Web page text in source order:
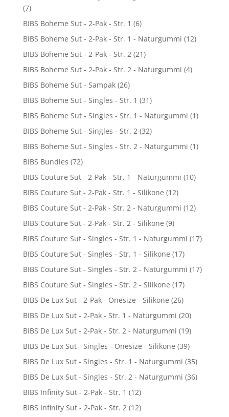
(7)
BIBS Boheme Sut - 2-Pak - Str. 1 (6)
BIBS Boheme Sut - 2-Pak - Str. 1 - Naturgummi (12)
BIBS Boheme Sut - 2-Pak - Str. 2 (21)
BIBS Boheme Sut - 2-Pak - Str. 2 - Naturgummi (4)
BIBS Boheme Sut - Sampak (26)
BIBS Boheme Sut - Singles - Str. 1 (31)
BIBS Boheme Sut - Singles - Str. 1 - Naturgummi (1)
BIBS Boheme Sut - Singles - Str. 2 (32)
BIBS Boheme Sut - Singles - Str. 2 - Naturgummi (1)
BIBS Bundles (72)
BIBS Couture Sut - 2-Pak - Str. 1 - Naturgummi (10)
BIBS Couture Sut - 2-Pak - Str. 1 - Silikone (12)
BIBS Couture Sut - 2-Pak - Str. 2 - Naturgummi (12)
BIBS Couture Sut - 2-Pak - Str. 2 - Silikone (9)
BIBS Couture Sut - Singles - Str. 1 - Naturgummi (17)
BIBS Couture Sut - Singles - Str. 1 - Silikone (17)
BIBS Couture Sut - Singles - Str. 2 - Naturgummi (17)
BIBS Couture Sut - Singles - Str. 2 - Silikone (17)
BIBS De Lux Sut - 2-Pak - Onesize - Silikone (26)
BIBS De Lux Sut - 2-Pak - Str. 1 - Naturgummi (20)
BIBS De Lux Sut - 2-Pak - Str. 2 - Naturgummi (19)
BIBS De Lux Sut - Singles - Onesize - Silikone (39)
BIBS De Lux Sut - Singles - Str. 1 - Naturgummi (35)
BIBS De Lux Sut - Singles - Str. 2 - Naturgummi (36)
BIBS Infinity Sut - 2-Pak - Str. 1 (12)
BIBS Infinity Sut - 2-Pak - Str. 2 (12)